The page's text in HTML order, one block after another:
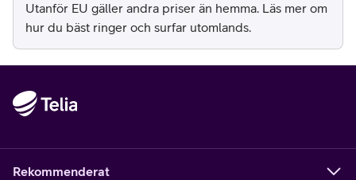
Utanför EU gäller andra priser än hemma. Läs mer om
hur du bäst ringer och surfar utomlands.
Rekommenderat